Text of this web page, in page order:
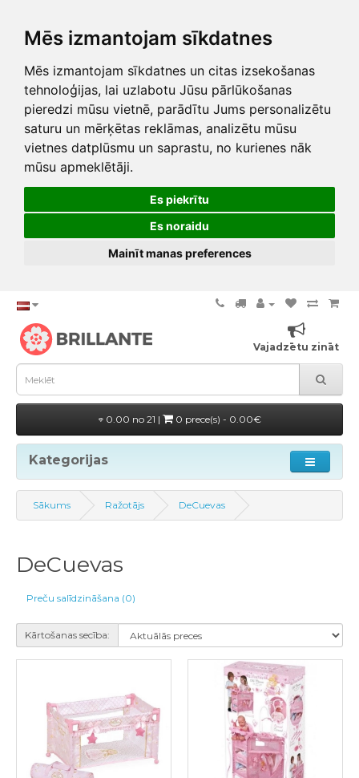
Mēs izmantojam sīkdatnes
Mēs izmantojam sīkdatnes un citas izsekošanas
tehnoloģijas, lai uzlabotu Jūsu pārlūkošanas
pieredzi mūsu vietnē, parādītu Jums personalizētu
saturu un mērķētas reklāmas, analizētu mūsu
vietnes datplūsmu un saprastu, no kurienes nāk
mūsu apmeklētāji.
Es piekrītu
Es noraidu
Mainīt manas preferences
Vajadzētu zināt
0.00 no 21 | 0 prece(s) - 0.00€
Kategorijas
Sākums Ražotājs DeCuevas
DeCuevas
Preču salīdzināšana (0)
Kārtošanas secība: